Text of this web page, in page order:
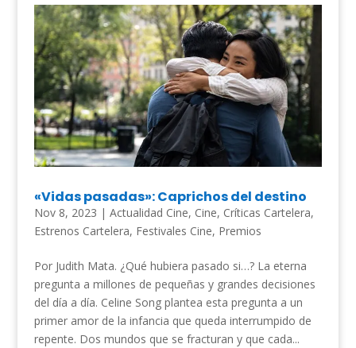
«Vidas pasadas»: Caprichos del destino
Nov 8, 2023 | Actualidad Cine, Cine, Críticas Cartelera,
Estrenos Cartelera, Festivales Cine, Premios
Por Judith Mata. ¿Qué hubiera pasado si…? La eterna
pregunta a millones de pequeñas y grandes decisiones
del día a día. Celine Song plantea esta pregunta a un
primer amor de la infancia que queda interrumpido de
repente. Dos mundos que se fracturan y que cada...